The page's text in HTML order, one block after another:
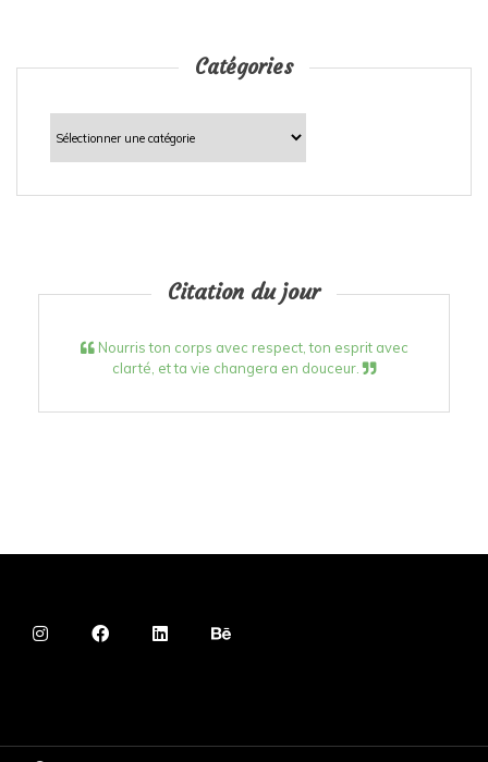
Catégories
Catégories
Citation du jour
Nourris ton corps avec respect, ton esprit avec
clarté, et ta vie changera en douceur.